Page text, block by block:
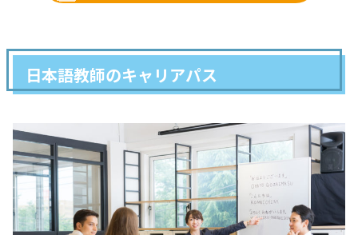
日本語教師のキャリアパス